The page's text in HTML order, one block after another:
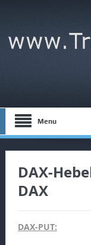
Menu
DAX-
DAX
DAX-PUT: